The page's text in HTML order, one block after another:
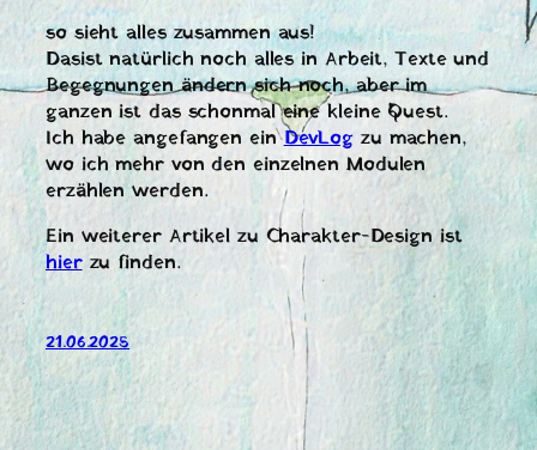
so sieht alles zusammen aus!
Dasist natürlich noch alles in Arbeit, Texte und
Begegnungen ändern sich noch, aber im
ganzen ist das schonmal eine kleine Quest.
Ich habe angefangen einDevLog zu machen,
wo ich mehr von den einzelnen Modulen
erzählen werden.
Ein weiterer Artikel zu Charakter-Design ist
hierzu finden.
21.06.2025